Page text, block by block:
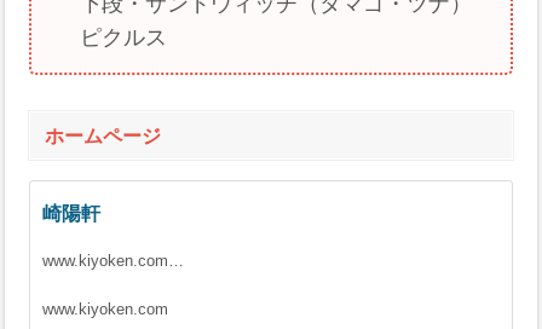
ピクルス
ホームページ
崎陽軒
www.kiyoken.com…
www.kiyoken.com